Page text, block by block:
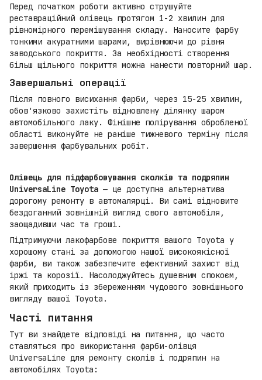
Перед початком роботи активно струшуйте
реставраційний олівець протягом 1-2 хвилин для
рівномірного перемішування складу. Наносите фарбу
тонкими акуратними шарами, вирівнюючи до рівня
заводського покриття. За необхідності створення
більш щільного покриття можна нанести повторний шар.
Завершальні операції
Після повного висихання фарби, через 15-25 хвилин,
обов'язково захистіть відновлену ділянку шаром
автомобільного лаку. Фінішне полірування обробленої
області виконуйте не раніше тижневого терміну після
завершення фарбувальних робіт.
Олівець для підфарбовування сколків та подряпин
UniversaLine Toyota — це доступна альтернатива
дорогому ремонту в автомалярці. Ви самі відновите
бездоганний зовнішній вигляд свого автомобіля,
заощадивши час та гроші.
Підтримуючи лакофарбове покриття вашого Toyota у
хорошому стані за допомогою нашої високоякісної
фарби, ви також забезпечите ефективний захист від
іржі та корозії. Насолоджуйтесь душевним спокоєм,
який приходить із збереженням чудового зовнішнього
вигляду вашої Toyota.
Часті питання
Тут ви знайдете відповіді на питання, що часто
ставляться про використання фарби-олівця
UniversaLine для ремонту сколів і подряпин на
автомобілях Toyota: